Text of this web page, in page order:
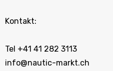
Kontakt:
Tel +41 41 282 3113
info@nautic-markt.ch